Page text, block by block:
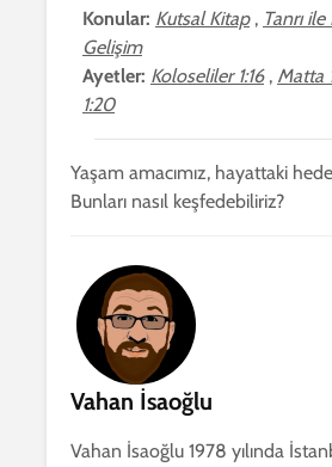
Konular: Kutsal Kitap, Tanrı ile
Gelişim
Ayetler: Koloseliler 1:16, Matta
1:20
Yaşam amacımız, hayattaki
Bunları nasıl keşfedebiliriz?
Vahan İsaoğlu
Vahan İsaoğlu 1978 yılında